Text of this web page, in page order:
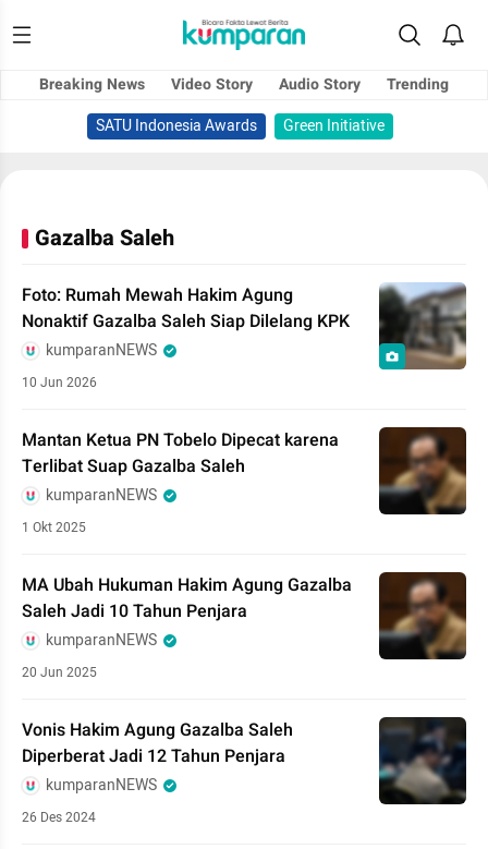
Breaking News Video Story Audio Story
Trending
SATU Indonesia Awards
Green Initiative
Gazalba Saleh
Foto: Rumah Mewah Hakim Agung
Nonaktif Gazalba Saleh Siap Dilelang KPK
kumparanNEWS
10 Jun 2026
Mantan Ketua PN Tobelo Dipecat karena
Terlibat Suap Gazalba Saleh
kumparanNEWS
1 Okt 2025
MA Ubah Hukuman Hakim Agung Gazalba
Saleh Jadi 10 Tahun Penjara
kumparanNEWS
20 Jun 2025
Vonis Hakim Agung Gazalba Saleh
Diperberat Jadi 12 Tahun Penjara
kumparanNEWS
26 Des 2024